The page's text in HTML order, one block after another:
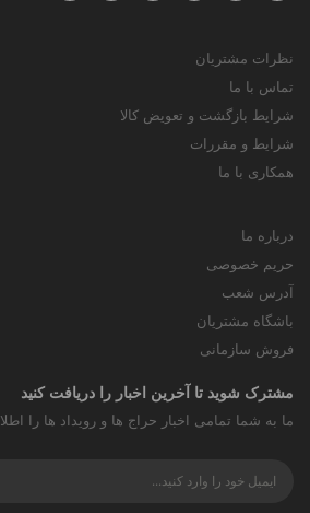
نظرات مشتریان
تماس با ما
شرایط بازگشت و تعویض کالا
شرایط و مقررات
همکاری با ما
درباره ما
حریم خصوصی
آدرس شعب
باشگاه مشتریان
فروش سازمانی
مشترک شوید تا آخرین اخبار را دریافت کنید
ما به شما تمامی اخبار حراج ها و رویداد ها را